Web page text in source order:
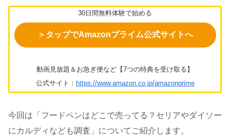
30日間無料体験で始める
＞タップでAmazonプライム公式サイトへ
動画見放題＆お急ぎ便など【7つの特典を受け取る】
公式サイト： https://www.amazon.co.jp/amazonprime
今回は「フードペンはどこで売ってる？セリアやダイソー
にカルディなども調査」についてご紹介します。